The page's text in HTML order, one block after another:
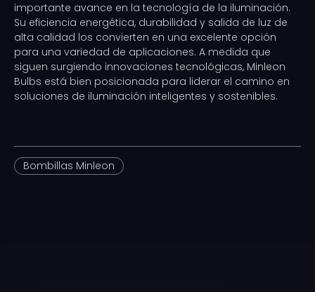
importante avance en la tecnología de la iluminación.
Su eficiencia energética, durabilidad y salida de luz de
alta calidad los convierten en una excelente opción
para una variedad de aplicaciones. A medida que
siguen surgiendo innovaciones tecnológicas, Minleon
Bulbs está bien posicionada para liderar el camino en
soluciones de iluminación inteligentes y sostenibles.
Bombillas Minleon